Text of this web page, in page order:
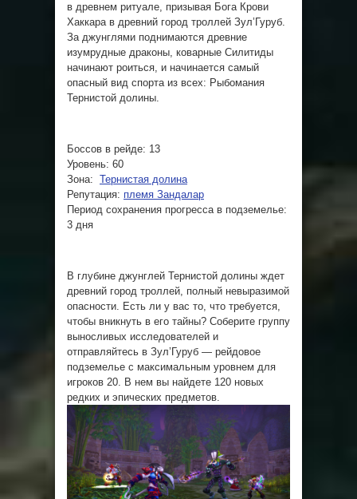
в древнем ритуале, призывая Бога Крови
Хаккара в древний город троллей Зул’Гуруб.
За джунглями поднимаются древние
изумрудные драконы, коварные Силитиды
начинают роиться, и начинается самый
опасный вид спорта из всех: Рыбомания
Тернистой долины.
Боссов в рейде: 13
Уровень: 60
Зона: Тернистая долина
Репутация: племя Зандалар
Период сохранения прогресса в подземелье:
3 дня
В глубине джунглей Тернистой долины ждет
древний город троллей, полный невыразимой
опасности. Есть ли у вас то, что требуется,
чтобы вникнуть в его тайны? Соберите группу
выносливых исследователей и
отправляйтесь в Зул’Гуруб — рейдовое
подземелье с максимальным уровнем для
игроков 20. В нем вы найдете 120 новых
редких и эпических предметов.